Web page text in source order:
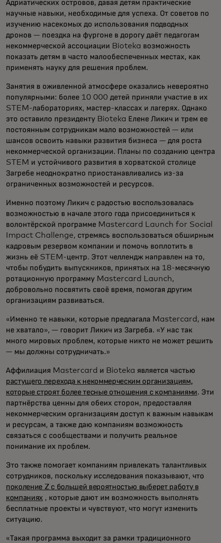
Адриатических островов, давая детям практические
научные навыки, необходимые для успеха. От советов по
изучению насекомых до использования подводных
дронов — поездка на фургоне в дорогу даёт педагогам
некоммерческой ассоциации Bioteka возможность
показать детям в часто малообеспеченных местах, как
применять науку для решения проблем.
Занятия в оживленной атмосфере оказались невероятно
популярными: более 10 000 детей приняли участие в их
STEM-лабораториях, мастер-классах и лагерях. Однако
это оставило президенту Bioteka Елене Ликич и трем ее
постоянным сотрудникам мало возможностей — или
шансов освоить навыки развития бизнеса — для роста
некоммерческой организации. Планы по созданию центра
STEM и устойчивого развития в хорватской столице
Загребе неоднократно приостанавливались из-за
ограниченных возможностей и ресурсов.
Именно поэтому Ликич с радостью воспользовалась
возможностью в начале этого года присоединиться к
волонтёрской программе Mastercard Launch for Social
Impact Challenge, стремясь воспользоваться обширным
кадровым резервом компании и помочь воплотить в
жизнь её STEM-центр. Этот челлендж направлен на то,
чтобы побудить выпускников, принятых на 18-месячную
ротационную программу Mastercard Launch,
добровольно посвятить своё время, помогая другим
организациям развиваться.
«Именно те навыки, которые предлагала Mastercard, нам
не хватало», — говорит Ликич из Загреба. «У нас так
много мировых проблем, которые никто не может решить
— мы должны сотрудничать.»
Аффилиация Mastercard и Bioteka является частью
растущего перехода к некоммерческим организациям,
которые строят более тесные отношения с компаниями. Эти
партнёрства ценны для обеих сторон, предоставляя
некоммерческим организациям доступ к важным навыкам
и ресурсам, а также даю компаниям возможность
связаться с сообществами и получить реальное
понимание их проблем.
Это также помогает компаниям привлекать талантливых
сотрудников, поскольку исследования показывают, что
поколение Z с большей вероятностью выберет работу в
компаниях , которые дают им возможность выполнять
бесплатные проекты и чувствуют, что могут изменить
ситуацию.
«Такая программа выходит за рамки традиционного